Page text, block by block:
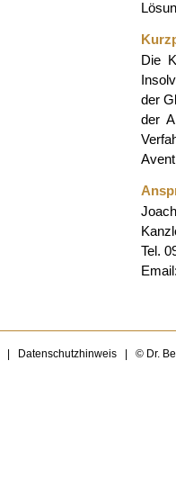
Die
der
der
Tel.
Datenschutzhinweis © Dr.